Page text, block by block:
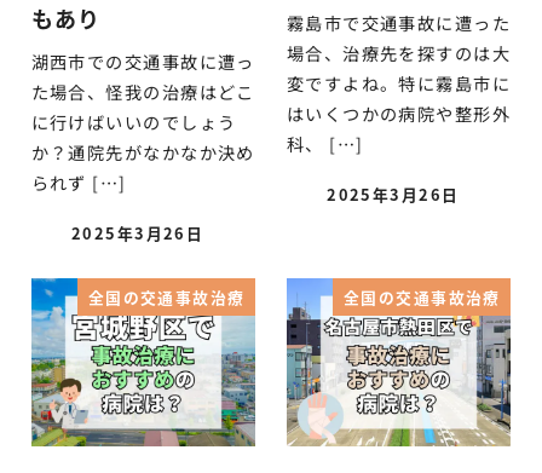
もあり
湖西市での交通事故に遭っ
た場合、怪我の治療はどこ
に行けばいいのでしょう
か？通院先がなかなか決め
られず […]
2025年3月26日
霧島市で交通事故に遭った
場合、治療先を探すのは大
変ですよね。特に霧島市に
はいくつかの病院や整形外
科、 […]
2025年3月26日
全国の交通事故治療 全国の交通事故治療